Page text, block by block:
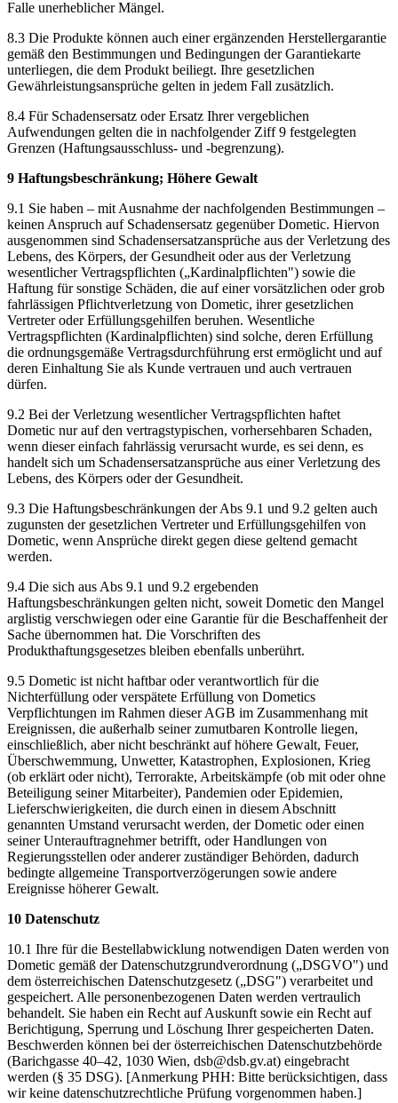
Falle unerheblicher Mängel.
8.3 Die Produkte können auch einer ergänzenden Herstellergarantie
gemäß den Bestimmungen und Bedingungen der Garantiekarte
unterliegen, die dem Produkt beiliegt. Ihre gesetzlichen
Gewährleistungsansprüche gelten in jedem Fall zusätzlich.
8.4 Für Schadensersatz oder Ersatz Ihrer vergeblichen
Aufwendungen gelten die in nachfolgender Ziff 9 festgelegten
Grenzen (Haftungsausschluss- und -begrenzung).
9 Haftungsbeschränkung; Höhere Gewalt
9.1 Sie haben – mit Ausnahme der nachfolgenden Bestimmungen –
keinen Anspruch auf Schadensersatz gegenüber Dometic. Hiervon
ausgenommen sind Schadensersatzansprüche aus der Verletzung des
Lebens, des Körpers, der Gesundheit oder aus der Verletzung
wesentlicher Vertragspflichten („Kardinalpflichten") sowie die
Haftung für sonstige Schäden, die auf einer vorsätzlichen oder grob
fahrlässigen Pflichtverletzung von Dometic, ihrer gesetzlichen
Vertreter oder Erfüllungsgehilfen beruhen. Wesentliche
Vertragspflichten (Kardinalpflichten) sind solche, deren Erfüllung
die ordnungsgemäße Vertragsdurchführung erst ermöglicht und auf
deren Einhaltung Sie als Kunde vertrauen und auch vertrauen
dürfen.
9.2 Bei der Verletzung wesentlicher Vertragspflichten haftet
Dometic nur auf den vertragstypischen, vorhersehbaren Schaden,
wenn dieser einfach fahrlässig verursacht wurde, es sei denn, es
handelt sich um Schadensersatzansprüche aus einer Verletzung des
Lebens, des Körpers oder der Gesundheit.
9.3 Die Haftungsbeschränkungen der Abs 9.1 und 9.2 gelten auch
zugunsten der gesetzlichen Vertreter und Erfüllungsgehilfen von
Dometic, wenn Ansprüche direkt gegen diese geltend gemacht
werden.
9.4 Die sich aus Abs 9.1 und 9.2 ergebenden
Haftungsbeschränkungen gelten nicht, soweit Dometic den Mangel
arglistig verschwiegen oder eine Garantie für die Beschaffenheit der
Sache übernommen hat. Die Vorschriften des
Produkthaftungsgesetzes bleiben ebenfalls unberührt.
9.5 Dometic ist nicht haftbar oder verantwortlich für die
Nichterfüllung oder verspätete Erfüllung von Dometics
Verpflichtungen im Rahmen dieser AGB im Zusammenhang mit
Ereignissen, die außerhalb seiner zumutbaren Kontrolle liegen,
einschließlich, aber nicht beschränkt auf höhere Gewalt, Feuer,
Überschwemmung, Unwetter, Katastrophen, Explosionen, Krieg
(ob erklärt oder nicht), Terrorakte, Arbeitskämpfe (ob mit oder ohne
Beteiligung seiner Mitarbeiter), Pandemien oder Epidemien,
Lieferschwierigkeiten, die durch einen in diesem Abschnitt
genannten Umstand verursacht werden, der Dometic oder einen
seiner Unterauftragnehmer betrifft, oder Handlungen von
Regierungsstellen oder anderer zuständiger Behörden, dadurch
bedingte allgemeine Transportverzögerungen sowie andere
Ereignisse höherer Gewalt.
10 Datenschutz
10.1 Ihre für die Bestellabwicklung notwendigen Daten werden von
Dometic gemäß der Datenschutzgrundverordnung („DSGVO") und
dem österreichischen Datenschutzgesetz („DSG") verarbeitet und
gespeichert. Alle personenbezogenen Daten werden vertraulich
behandelt. Sie haben ein Recht auf Auskunft sowie ein Recht auf
Berichtigung, Sperrung und Löschung Ihrer gespeicherten Daten.
Beschwerden können bei der österreichischen Datenschutzbehörde
(Barichgasse 40–42, 1030 Wien, dsb@dsb.gv.at) eingebracht
werden (§ 35 DSG). [Anmerkung PHH: Bitte berücksichtigen, dass
wir keine datenschutzrechtliche Prüfung vorgenommen haben.]